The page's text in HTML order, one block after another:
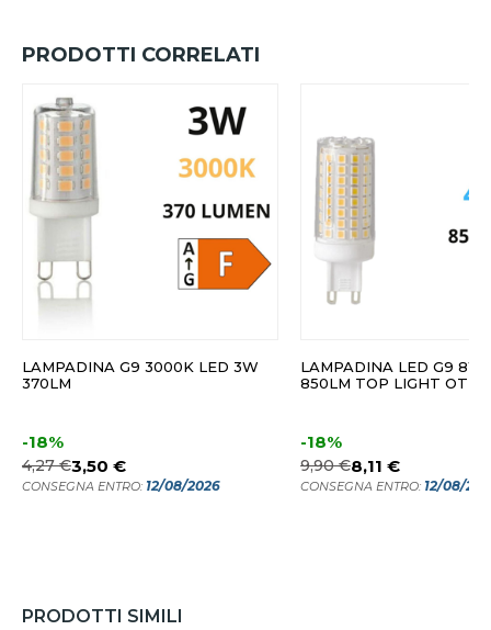
PRODOTTI CORRELATI
LAMPADINA G9 3000K LED 3W
370LM
-18%
4,27 €3,50 €
CONSEGNA ENTRO: 12/08/2026
LAMPADINA LED G9
850LM TOP LIGHT
-18%
9,90 €8,11 €
CONSEGNA ENTRO: 12/08/
PRODOTTI SIMILI